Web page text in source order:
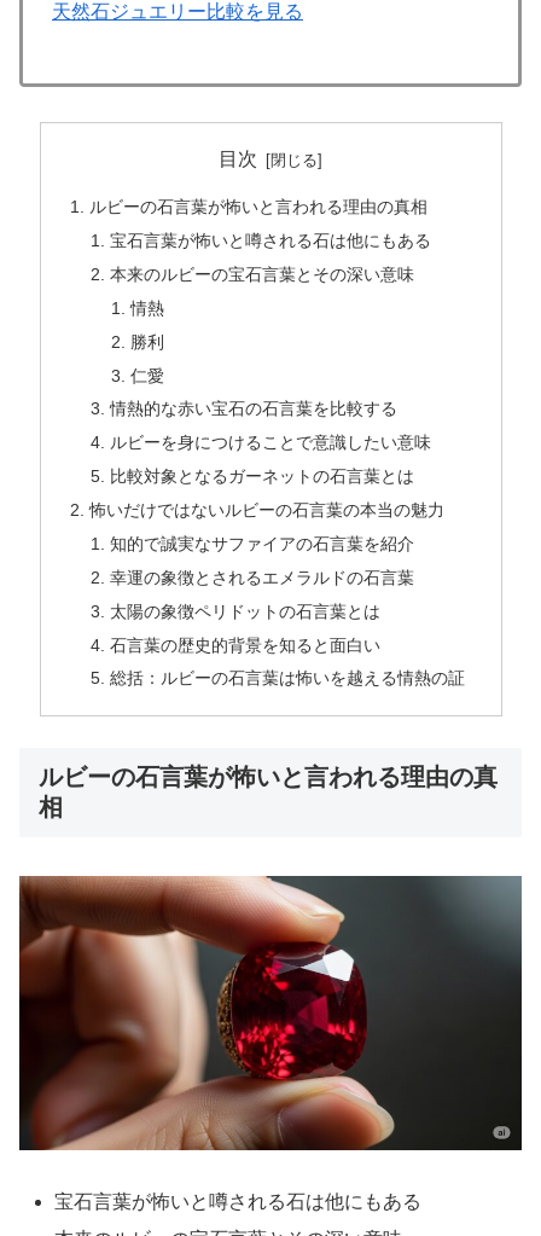
天然石ジュエリー比較を見る
目次
ルビーの石言葉が怖いと言われる理由の真相
宝石言葉が怖いと噂される石は他にもある
本来のルビーの宝石言葉とその深い意味
情熱
勝利
仁愛
情熱的な赤い宝石の石言葉を比較する
ルビーを身につけることで意識したい意味
比較対象となるガーネットの石言葉とは
怖いだけではないルビーの石言葉の本当の魅力
知的で誠実なサファイアの石言葉を紹介
幸運の象徴とされるエメラルドの石言葉
太陽の象徴ペリドットの石言葉とは
石言葉の歴史的背景を知ると面白い
総括：ルビーの石言葉は怖いを越える情熱の証
ルビーの石言葉が怖いと言われる理由の真
相
宝石言葉が怖いと噂される石は他にもある